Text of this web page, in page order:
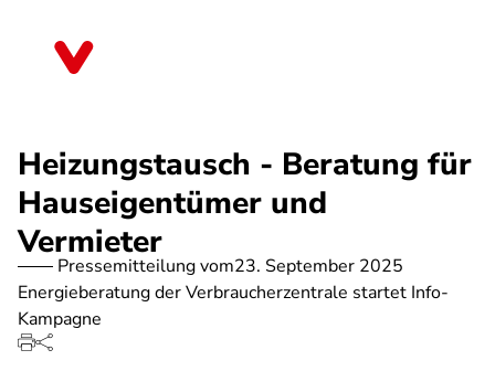
Heizungstausch - Beratung für
Hauseigentümer und
Vermieter
Pressemitteilung vom23. September 2025
Energieberatung der Verbraucherzentrale startet Info-
Kampagne